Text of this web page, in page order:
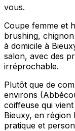
vous.
Coupe femme et
brushing,
à domicile à
salon, avec des
irréprochable.
Plutôt que de
environs
coiffeuse qui
Bieuxy, en
pratique et